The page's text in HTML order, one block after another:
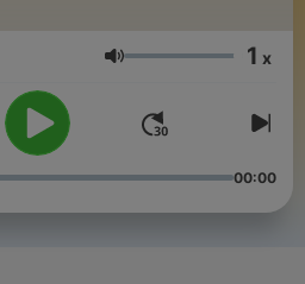
Volume 1 x
00:00